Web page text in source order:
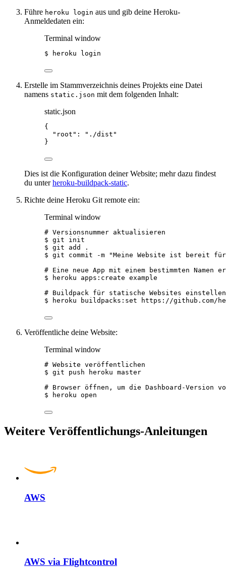
Führe heroku login aus und gib deine Heroku-
Anmeldedaten ein:
Terminal window
$ heroku login
Erstelle im Stammverzeichnis deines Projekts eine Datei
namens static.json mit dem folgenden Inhalt:
static.json
{
"root" : " ./dist "
}
Dies ist die Konfiguration deiner Website; mehr dazu findest
du unterheroku-buildpack-static.
Richte deine Heroku Git remote ein:
Terminal window
# Versionsnummer aktualisieren
$ git
init
$ git add
.
$ git commit -m "Meine Website ist bereit
# Eine neue App mit einem bestimmten Namen
$
heroku apps:create example
# Buildpack für statische Websites einstellen
$
heroku buildpacks:set https://github.com/
Veröffentliche deine Website:
Terminal window
# Website veröffentlichen
$ git push heroku master
# Browser öffnen, um die Dashboard-Version
$
heroku open
Weitere Veröffentlichungs-Anleitungen
AWS
AWS via Flightcontrol